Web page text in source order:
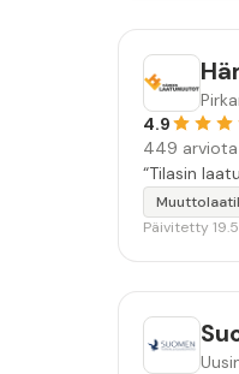
4.9
449 arviota
“Tilasin
Päivitetty